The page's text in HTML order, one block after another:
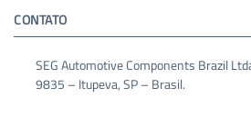
CONTATO
SEG Automotive Components Brazil
9835 – Itupeva, SP – Brasil.